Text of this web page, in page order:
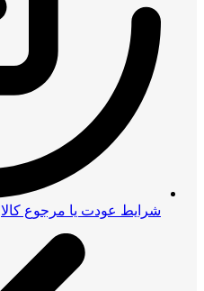
شرایط عودت یا مرجوع کالا